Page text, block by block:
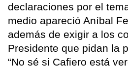
declaraciones por el
medio apareció Aníbal
además de exigir a los
Presidente que pidan la
“No sé si Cafiero está